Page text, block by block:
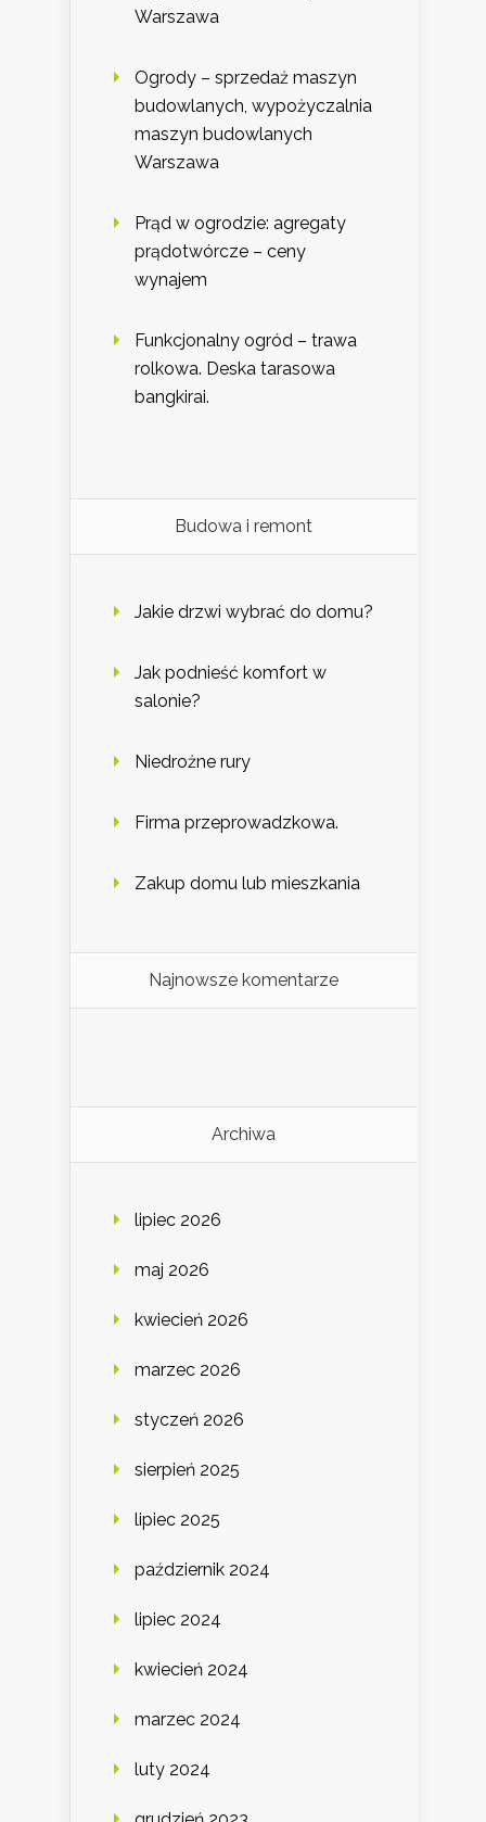
Warszawa
Ogrody – sprzedaż maszyn
budowlanych, wypożyczalnia
maszyn budowlanych
Warszawa
Prąd w ogrodzie: agregaty
prądotwórcze – ceny
wynajem
Funkcjonalny ogród – trawa
rolkowa. Deska tarasowa
bangkirai.
Budowa i remont
Jakie drzwi wybrać do domu?
Jak podnieść komfort w
salonie?
Niedrożne rury
Firma przeprowadzkowa.
Zakup domu lub mieszkania
Najnowsze komentarze
Archiwa
lipiec 2026
maj 2026
kwiecień 2026
marzec 2026
styczeń 2026
sierpień 2025
lipiec 2025
październik 2024
lipiec 2024
kwiecień 2024
marzec 2024
luty 2024